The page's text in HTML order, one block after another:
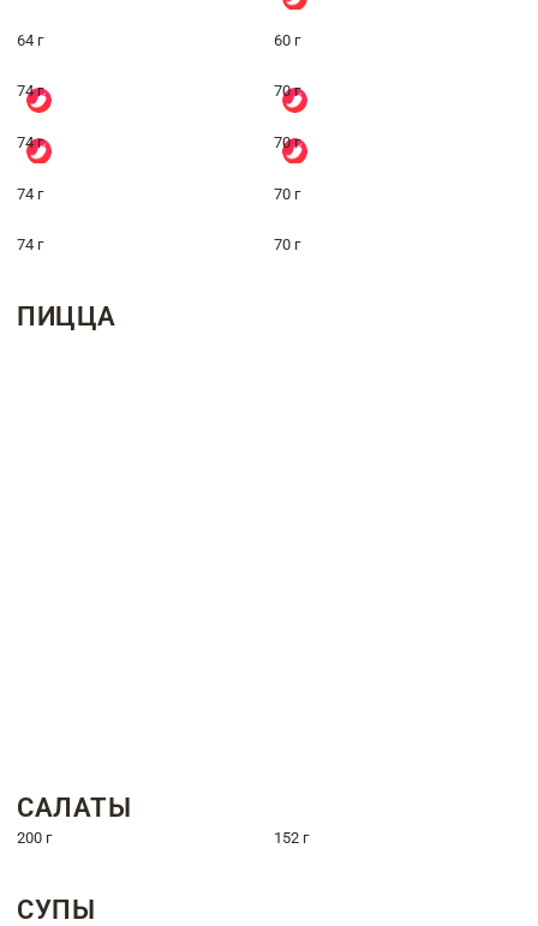
64 г 60 г
74 г 70 г
74 г 70 г
74 г 70 г
74 г 70 г
ПИЦЦА
САЛАТЫ
200 г 152 г
СУПЫ